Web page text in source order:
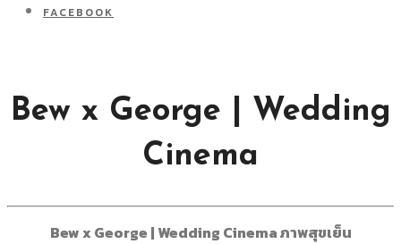
FACEBOOK
Bew x George | Wedding
Cinema
Bew x George | Wedding Cinema ภาพสุขเย็น